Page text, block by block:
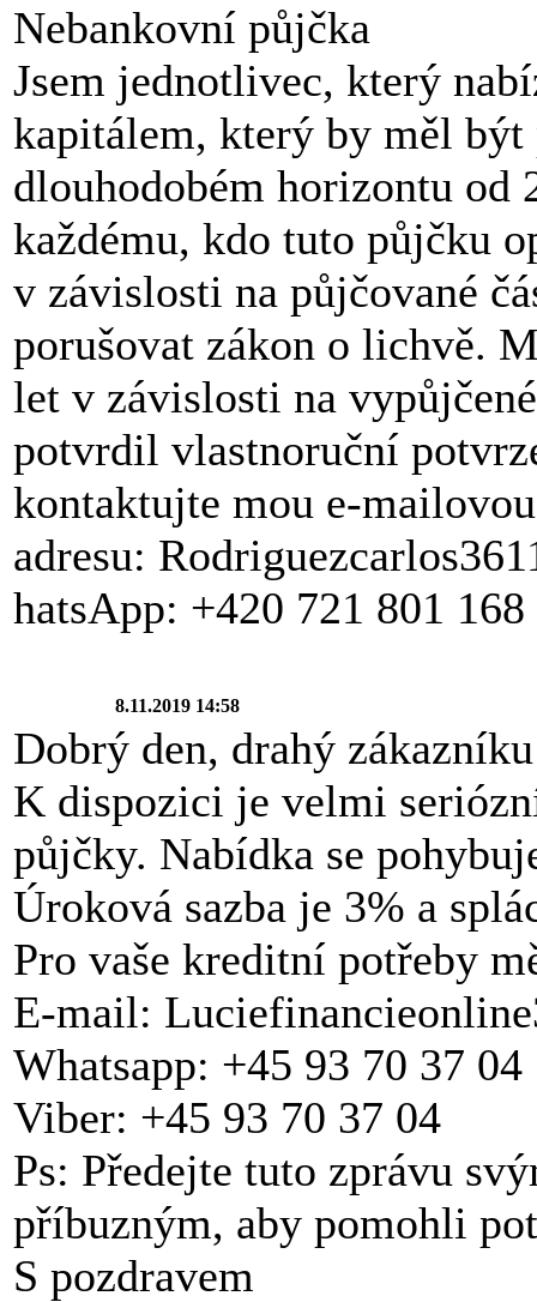
Nebankovní půjčka
Jsem jednotlivec, který
kapitálem, který by měl
dlouhodobém horizontu od
každému, kdo tuto půjčku
v závislosti na půjčované
porušovat zákon o lichvě.
let v závislosti na
potvrdil vlastnoruční
kontaktujte mou e-mailovou
adresu:
hatsApp: +420 721 801 168
8.11.2019 14:58
Dobrý den, drahý zákazníku
K dispozici je velmi
půjčky. Nabídka se
Úroková sazba je 3% a
Pro vaše kreditní potřeby
E-mail:
Whatsapp: +45 93 70 37 04
Viber: +45 93 70 37 04
Ps: Předejte tuto zprávu
příbuzným, aby pomohli
S pozdravem